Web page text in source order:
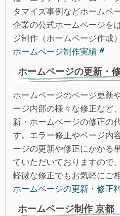
タマイズ事例などホームペ
企業の公式ホームページを
ジ制作（ホームページ作成
ホームページ制作実績
ホームページの更新・
ホームページのページ更新
ージ内部の様々な修正など
新・ホームページの修正の
す。エラー修正やページ内
ージの更新や修正にかかる
ていただいておりますので
軽微な修正でもお気軽にご
ホームページの更新・修正
ホームページ制作 京都